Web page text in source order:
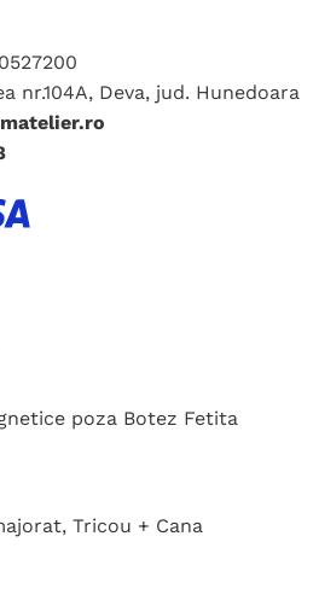
nr.104A, Deva, jud. Hunedoara
poza Botez Fetita
Tricou + Cana